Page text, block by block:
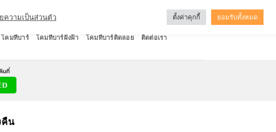
โคมทีบาร์ โคมทีบาร์ฝังฝ้า โคมทีบาร์ติดลอย ติดต่อเรา
คืน
ความเป็นส่วนตัว ตั้งค่าคุกกี้ ยอมรับทั้งหมด